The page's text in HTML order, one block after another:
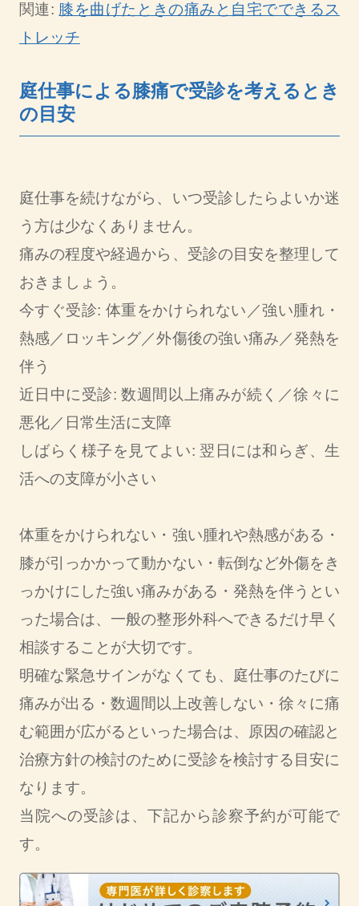
関連: 膝を曲げたときの痛みと自宅でできるス
トレッチ
庭仕事による膝痛で受診を考えるとき
の目安
庭仕事を続けながら、いつ受診したらよいか迷
う方は少なくありません。
痛みの程度や経過から、受診の目安を整理して
おきましょう。
今すぐ受診: 体重をかけられない／強い腫れ・
熱感／ロッキング／外傷後の強い痛み／発熱を
伴う
近日中に受診: 数週間以上痛みが続く／徐々に
悪化／日常生活に支障
しばらく様子を見てよい: 翌日には和らぎ、生
活への支障が小さい
体重をかけられない・強い腫れや熱感がある・
膝が引っかかって動かない・転倒など外傷をき
っかけにした強い痛みがある・発熱を伴うとい
った場合は、一般の整形外科へできるだけ早く
相談することが大切です。
明確な緊急サインがなくても、庭仕事のたびに
痛みが出る・数週間以上改善しない・徐々に痛
む範囲が広がるといった場合は、原因の確認と
治療方針の検討のために受診を検討する目安に
なります。
当院への受診は、下記から診察予約が可能で
す。